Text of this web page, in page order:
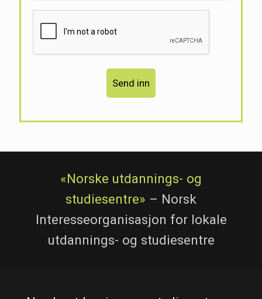
«Norske utdannings- og
studiesentre» – Norsk
Interesseorganisasjon for lokale
utdannings- og studiesentre